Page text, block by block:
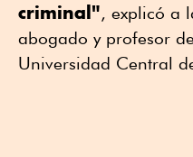
criminal", explicó a
abogado y profesor
Universidad Central